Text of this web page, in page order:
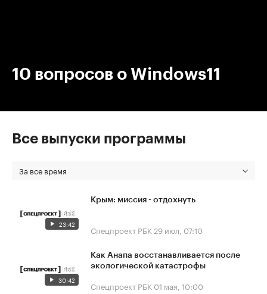
10 вопросов о Windows11
Все выпуски программы
За все время
23:42
Крым: миссия - отдохнуть
Спецпроект РБК 29 июл, 07:10
30:42
Как Анапа восстанавливается после
экологической катастрофы
Спецпроект РБК 01 мая, 10:00